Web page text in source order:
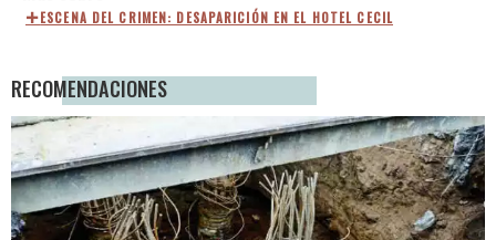
ESCENA DEL CRIMEN: DESAPARICIÓN EN EL HOTEL CECIL
RECOMENDACIONES